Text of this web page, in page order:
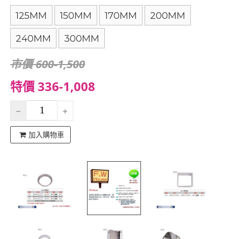
125MM 150MM 170MM 200MM
240MM 300MM
市價 600-1,500
特價 336-1,008
加入購物車